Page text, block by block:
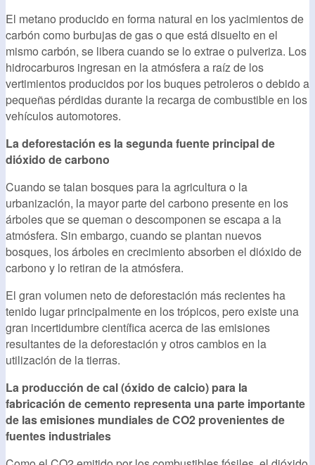
El metano producido en forma natural en los yacimientos de
carbón como burbujas de gas o que está disuelto en el
mismo carbón, se libera cuando se lo extrae o pulveriza. Los
hidrocarburos ingresan en la atmósfera a raíz de los
vertimientos producidos por los buques petroleros o debido a
pequeñas pérdidas durante la recarga de combustible en los
vehículos automotores.
La deforestación es la segunda fuente principal de
dióxido de carbono
Cuando se talan bosques para la agricultura o la
urbanización, la mayor parte del carbono presente en los
árboles que se queman o descomponen se escapa a la
atmósfera. Sin embargo, cuando se plantan nuevos
bosques, los árboles en crecimiento absorben el dióxido de
carbono y lo retiran de la atmósfera.
El gran volumen neto de deforestación más recientes ha
tenido lugar principalmente en los trópicos, pero existe una
gran incertidumbre científica acerca de las emisiones
resultantes de la deforestación y otros cambios en la
utilización de la tierras.
La producción de cal (óxido de calcio) para la
fabricación de cemento representa una parte importante
de las emisiones mundiales de CO2 provenientes de
fuentes industriales